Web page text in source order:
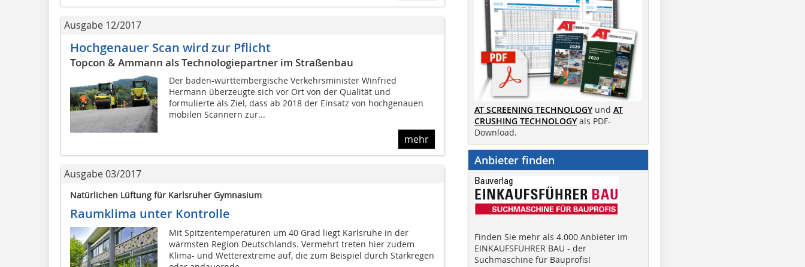
Ausgabe 12/2017
Hochgenauer Scan wird zur Pflicht
Topcon & Ammann als Technologiepartner im Straßenbau
Der baden-württembergische Verkehrsminister Winfried
Hermann überzeugte sich vor Ort von der Qualität und
formulierte als Ziel, dass ab 2018 der Einsatz von hochgenauen
mobilen Scannern zur...
mehr
Ausgabe 03/2017
Natürlichen Lüftung für Karlsruher Gymnasium
Raumklima unter Kontrolle
Mit Spitzentemperaturen um 40 Grad liegt Karlsruhe in der
wärmsten Region Deutschlands. Vermehrt treten hier zudem
Klima- und Wetterextreme auf, die zum Beispiel durch Starkregen
AT SCREENING TECHNOLOGY und AT
CRUSHING TECHNOLOGY als PDF-
Download.
Anbieter finden
Finden Sie mehr als 4.000 Anbieter im
EINKAUFSFÜHRER BAU - der
Suchmaschine für Bauprofis!